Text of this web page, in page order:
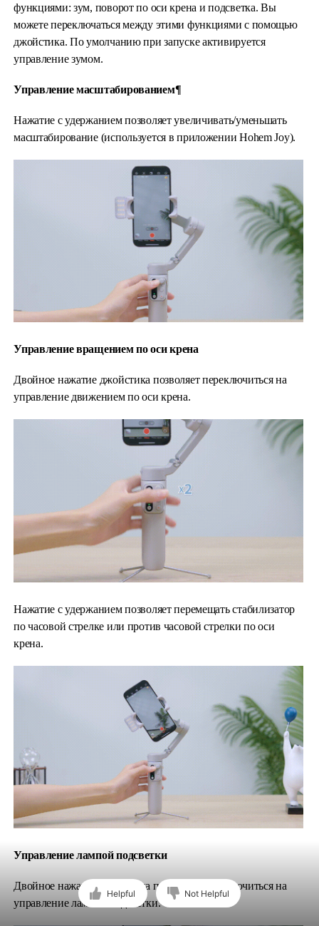
функциями: зум, поворот по оси крена и подсветка. Вы
можете переключаться между этими функциями с помощью
джойстика. По умолчанию при запуске активируется
управление зумом.
Управление масштабированием¶
Нажатие с удержанием позволяет увеличивать/уменьшать
масштабирование (используется в приложении Hohem Joy).
Управление вращением по оси крена
Двойное нажатие джойстика позволяет переключиться на
управление движением по оси крена.
Нажатие с удержанием позволяет перемещать стабилизатор
по часовой стрелке или против часовой стрелки по оси
крена.
Управление лампой подсветки
Двойное нажатие джойстика позволяет переключиться на
управление лампой подсветки.
Helpful Not Helpful